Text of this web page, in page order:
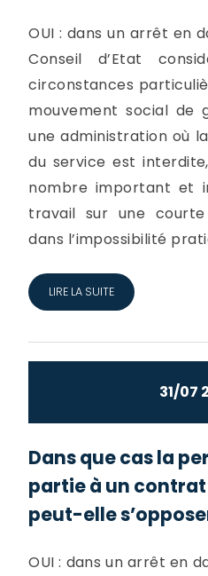
OUI : dans un arrêt en
Conseil d’Etat
circonstances
mouvement social de
une administration où
du service est
nombre important et
travail sur une
dans l’impossibilité
LIRE LA SUITE
31/07
Dans que cas la
partie à un contrat
peut-elle
OUI : dans un arrêt en